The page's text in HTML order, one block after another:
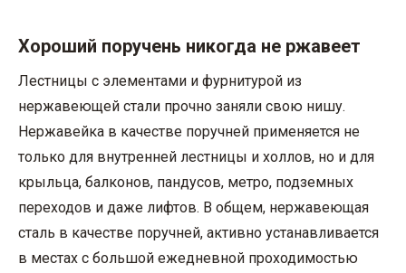
Хороший поручень никогда не ржавеет
Лестницы с элементами и фурнитурой из
нержавеющей стали прочно заняли свою нишу.
Нержавейка в качестве поручней применяется не
только для внутренней лестницы и холлов, но и для
крыльца, балконов, пандусов, метро, подземных
переходов и даже лифтов. В общем, нержавеющая
сталь в качестве поручней, активно устанавливается
в местах с большой ежедневной проходимостью